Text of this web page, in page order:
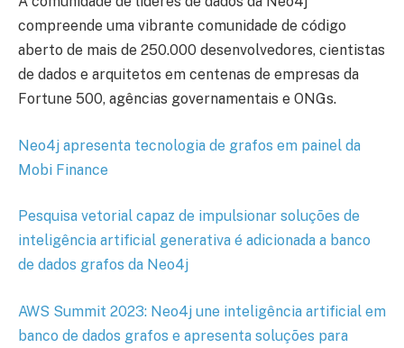
compreende uma vibrante comunidade de código
aberto de mais de 250.000 desenvolvedores, cientistas
de dados e arquitetos em centenas de empresas da
Fortune 500, agências governamentais e ONGs.
Neo4j apresenta tecnologia de grafos em painel da
Mobi Finance
Pesquisa vetorial capaz de impulsionar soluções de
inteligência artificial generativa é adicionada a banco
de dados grafos da Neo4j
AWS Summit 2023: Neo4j une inteligência artificial em
banco de dados grafos e apresenta soluções para